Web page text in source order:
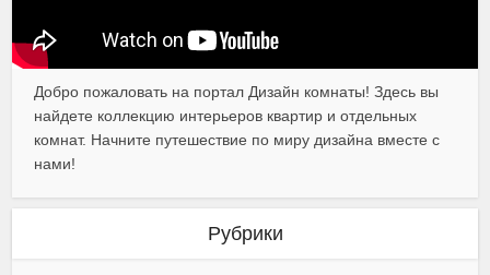
Добро пожаловать на портал Дизайн комнаты! Здесь вы
найдете коллекцию интерьеров квартир и отдельных
комнат. Начните путешествие по миру дизайна вместе с
нами!
Рубрики